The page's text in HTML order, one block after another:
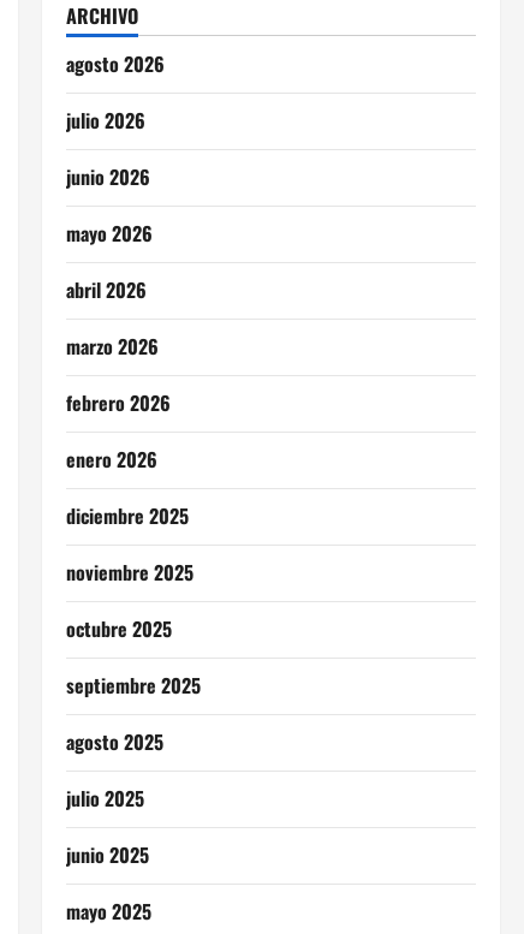
ARCHIVO
agosto 2026
julio 2026
junio 2026
mayo 2026
abril 2026
marzo 2026
febrero 2026
enero 2026
diciembre 2025
noviembre 2025
octubre 2025
septiembre 2025
agosto 2025
julio 2025
junio 2025
mayo 2025